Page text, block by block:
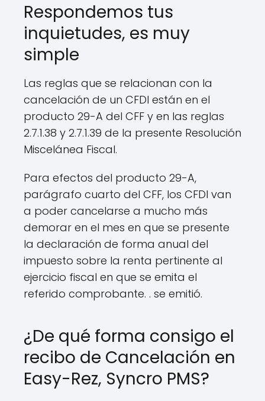
Respondemos tus
inquietudes, es muy
simple
Las reglas que se relacionan con la
cancelación de un CFDI están en el
producto 29-A del CFF y en las reglas
2.7.1.38 y 2.7.1.39 de la presente Resolución
Miscelánea Fiscal.
Para efectos del producto 29-A,
parágrafo cuarto del CFF, los CFDI van
a poder cancelarse a mucho más
demorar en el mes en que se presente
la declaración de forma anual del
impuesto sobre la renta pertinente al
ejercicio fiscal en que se emita el
referido comprobante. . se emitió.
¿De qué forma consigo el
recibo de Cancelación en
Easy-Rez, Syncro PMS?